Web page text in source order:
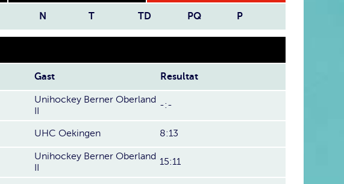
N T TD PQ P
Gast Resultat
Unihockey Berner Oberland
II
-:-
UHC Oekingen 8:13
Unihockey Berner Oberland
II
15:11